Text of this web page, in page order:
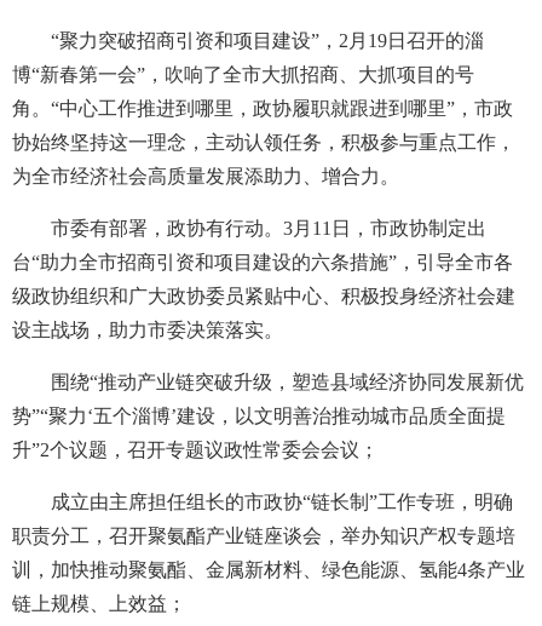
“聚力突破招商引资和项目建设”，2月19日召开的淄
博“新春第一会”，吹响了全市大抓招商、大抓项目的号
角。“中心工作推进到哪里，政协履职就跟进到哪里”，市政
协始终坚持这一理念，主动认领任务，积极参与重点工作，
为全市经济社会高质量发展添助力、增合力。
市委有部署，政协有行动。3月11日，市政协制定出
台“助力全市招商引资和项目建设的六条措施”，引导全市各
级政协组织和广大政协委员紧贴中心、积极投身经济社会建
设主战场，助力市委决策落实。
围绕“推动产业链突破升级，塑造县域经济协同发展新优
势”“聚力‘五个淄博’建设，以文明善治推动城市品质全面提
升”2个议题，召开专题议政性常委会会议；
成立由主席担任组长的市政协“链长制”工作专班，明确
职责分工，召开聚氨酯产业链座谈会，举办知识产权专题培
训，加快推动聚氨酯、金属新材料、绿色能源、氢能4条产业
链上规模、上效益；